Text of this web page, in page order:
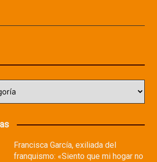
Francisca García, exiliada del
franquismo: «Siento que mi hogar no